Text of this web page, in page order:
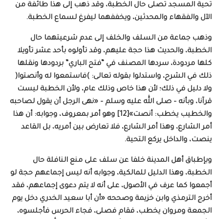
تحية المسجد تصلى حال الخطبة، وقد ذهب إلى هذا طائفة من
الآل والفقهاء والمحدثين، ويخففهما ليفرغ لسماع الخطبة.
وذهب جماعة من السلف والخلف إلى عدم شرعيتهما حال
الخطبة، والحديث هذا حجة عليهم، وقد تأولوه بأحد عشر تأويلا
كلها مردودة، سردها المصنف في “فتح الباري” بردودها ونقلها
ذلك في الشرح، واستدلوا بقوله تعالى: )فاستمعوا له وأنصتوا(
ولا دليل في ذلك؛ لأن هذا خاص وذلك عام، ولأن الخطبة ليست
قرآنا، وبأنه – صلى الله عليه وسلم – «نهى الرجل أن يقول لصاحبه
والخطيب يخطب: أنصت»[12] وهو أمر بمعروف، وجوابه: أن هذا
أمر الشارع، وهذا أمر الشارع، فلا تعارض بين أمريه، بل القاعد
ينصت، والداخل يركع التحية.
وبإطباق أهل المدينة خلفا عن سلف على منع النافلة حال
الخطبة، وهذا الدليل للمالكية، وجوابه أنه ليس إجماعهم حجة لو
أجمعوا كما عرف في الأصول، على أنه لا يتم دعوى إجماعهم، فقد
أخرج الترمذي وابن خزيمة وصححه «أن أبا سعيد الخدري دخل يوم
الجمعة ومروان يخطب، فقام فصلى، فجاء الحرس فأجلسوه،